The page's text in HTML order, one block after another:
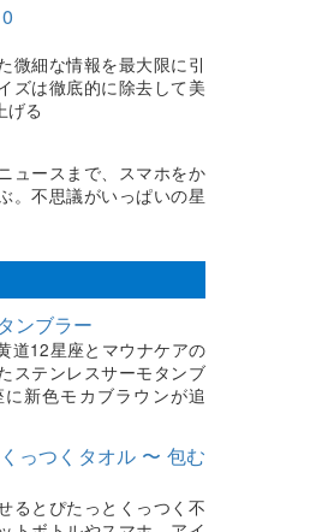
微細な情報を最大限に引
ズは徹底的に除去して美
げる
ュースまで、スマホをか
。不思議がいっぱいの星
ンブラー
道12星座とマウナケアの
ステンレスサーモタンブ
新色モカブラウンが追
っつくタオル 〜 包む
るとぴたっとくっつく不